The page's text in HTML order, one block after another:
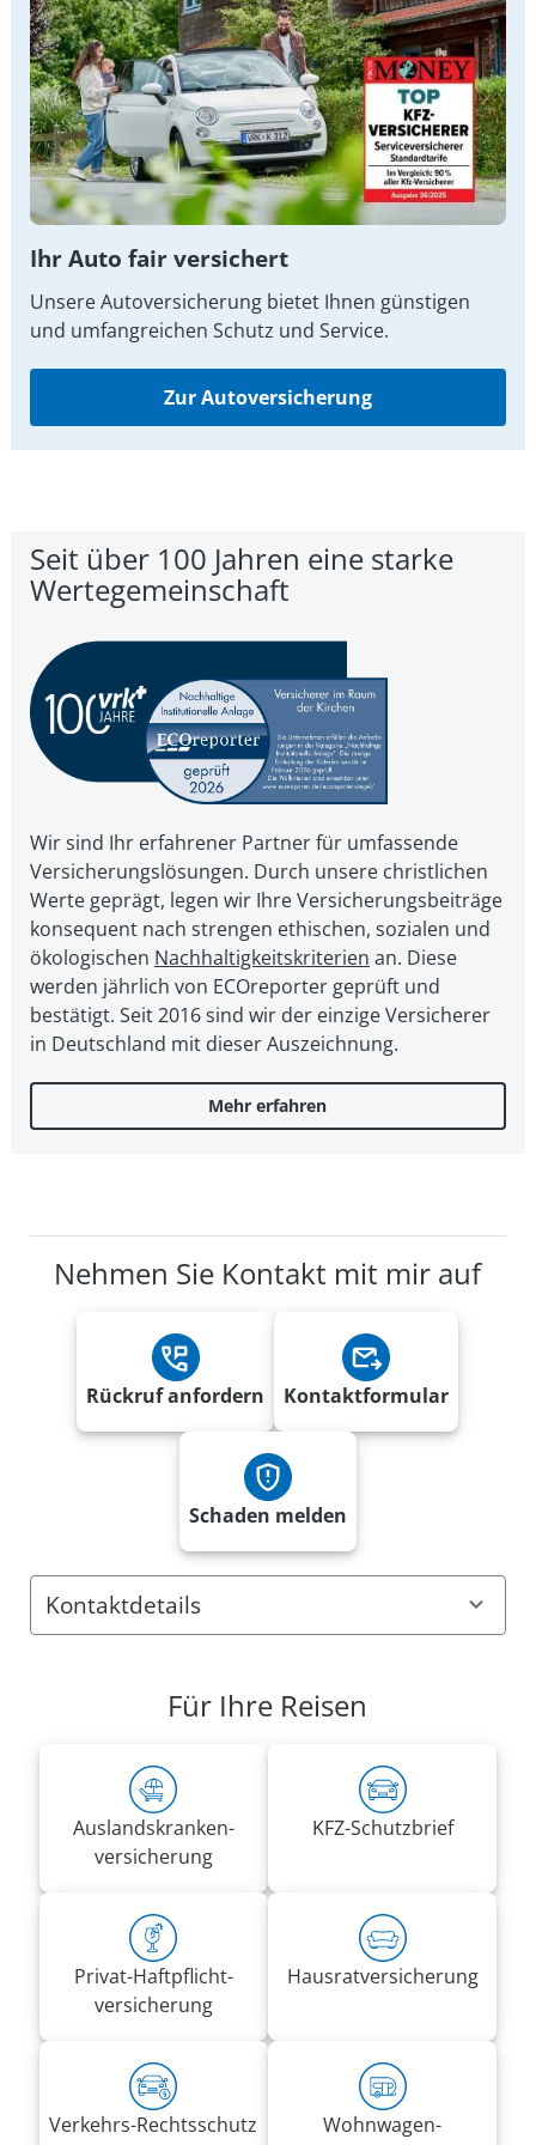
Ihr Auto fair versichert
Unsere Autoversicherung bietet Ihnen günstigen
und umfangreichen Schutz und Service.
Zur Autoversicherung
Seit über 100 Jahren eine starke
Wertegemeinschaft
Wir sind Ihr erfahrener Partner für umfassende
Versicherungslösungen. Durch unsere christ­li­chen
Werte geprägt, legen wir Ihre Ver­si­che­rungs­bei­trä­ge
kon­se­quent nach strengen ethischen, sozialen und
öko­lo­gi­schen Nach­hal­tig­keits­kri­te­ri­en an. Diese
werden jährlich von ECOreporter geprüft und
bestätigt. Seit 2016 sind wir der einzige Versicherer
in Deutschland mit dieser Auszeichnung.
Mehr erfahren
Nehmen Sie Kontakt mit mir auf
Rückruf anfordern Kontaktformular
Schaden melden
Kontaktdetails
Friedrich-Karl-Str. 115
Rufnummern:
0171 4119563
Fax 0800 2875329224
edgar.jahn@vrk-ad.de
Für Ihre Reisen
Auslandskranken­
versicherung
KFZ-Schutzbrief
Privat-Haft­pflicht­
versicherung
Hausrat­versicherung
Verkehrs-Rechtsschutz
Wohnwagen­